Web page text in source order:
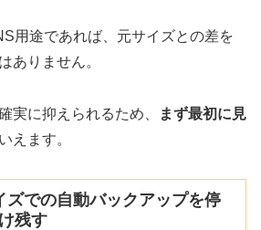
用途であれば、元サイズとの差を
ありません。
実に抑えられるため、
まず最初に見
えます。
ズでの自動バックアップを停
残す